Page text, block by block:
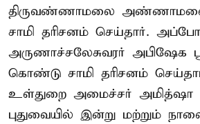
திருவண்ணாமலை
சாமி தரிசனம் செய்தார்.
அருணாச்சலேசுவரர் அபிஷேக
கொண்டு சாமி தரிசனம்
உள்துறை அமைச்சர் அமித்ஷா
புதுவையில் இன்று மற்றும்